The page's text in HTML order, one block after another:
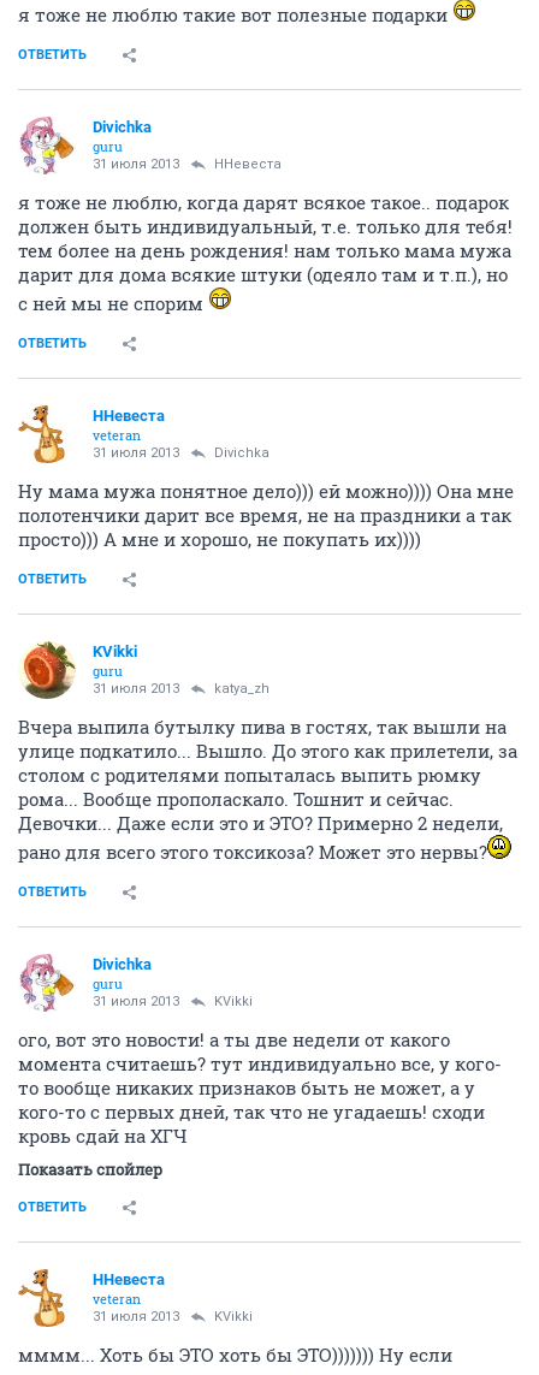
я тоже не люблю такие вот полезные подарки
ОТВЕТИТЬ
Divichka
guru
31 июля 2013 ННевеста
я тоже не люблю, когда дарят всякое такое.. подарок
должен быть индивидуальный, т.е. только для тебя!
тем более на день рождения! нам только мама мужа
дарит для дома всякие штуки (одеяло там и т.п.), но
с ней мы не спорим
ОТВЕТИТЬ
ННевеста
veteran
31 июля 2013 Divichka
Ну мама мужа понятное дело))) ей можно)))) Она мне
полотенчики дарит все время, не на праздники а так
просто))) А мне и хорошо, не покупать их))))
ОТВЕТИТЬ
KVikki
guru
31 июля 2013 katya_zh
Вчера выпила бутылку пива в гостях, так вышли на
улице подкатило... Вышло. До этого как прилетели, за
столом с родителями попыталась выпить рюмку
рома... Вообще прополаскало. Тошнит и сейчас.
Девочки... Даже если это и ЭТО? Примерно 2 недели,
рано для всего этого токсикоза? Может это нервы?
ОТВЕТИТЬ
Divichka
guru
31 июля 2013 KVikki
ого, вот это новости! а ты две недели от какого
момента считаешь? тут индивидуально все, у кого-
то вообще никаких признаков быть не может, а у
кого-то с первых дней, так что не угадаешь! сходи
кровь сдай на ХГЧ
Показать спойлер
ОТВЕТИТЬ
ННевеста
veteran
31 июля 2013 KVikki
мммм... Хоть бы ЭТО хоть бы ЭТО))))))) Ну если